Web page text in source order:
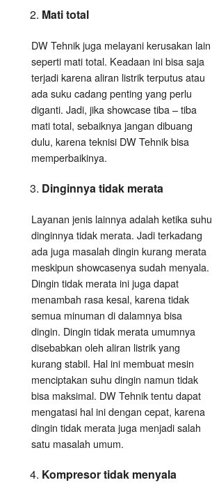
Mati total
DW Tehnik juga melayani kerusakan lain
seperti mati total. Keadaan ini bisa saja
terjadi karena aliran listrik terputus atau
ada suku cadang penting yang perlu
diganti. Jadi, jika showcase tiba – tiba
mati total, sebaiknya jangan dibuang
dulu, karena teknisi DW Tehnik bisa
memperbaikinya.
Dinginnya tidak merata
Layanan jenis lainnya adalah ketika suhu
dinginnya tidak merata. Jadi terkadang
ada juga masalah dingin kurang merata
meskipun showcasenya sudah menyala.
Dingin tidak merata ini juga dapat
menambah rasa kesal, karena tidak
semua minuman di dalamnya bisa
dingin. Dingin tidak merata umumnya
disebabkan oleh aliran listrik yang
kurang stabil. Hal ini membuat mesin
menciptakan suhu dingin namun tidak
bisa maksimal. DW Tehnik tentu dapat
mengatasi hal ini dengan cepat, karena
dingin tidak merata juga menjadi salah
satu masalah umum.
Kompresor tidak menyala